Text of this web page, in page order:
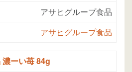
アサヒグループ食品
アサヒグループ食品
ーい苺 84g